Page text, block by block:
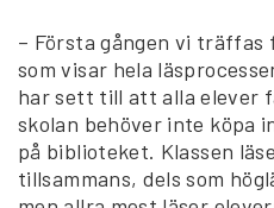
– Första gången vi träffas
som visar hela
har sett till att alla elever
skolan behöver inte köpa
på biblioteket. Klassen
tillsammans, dels som